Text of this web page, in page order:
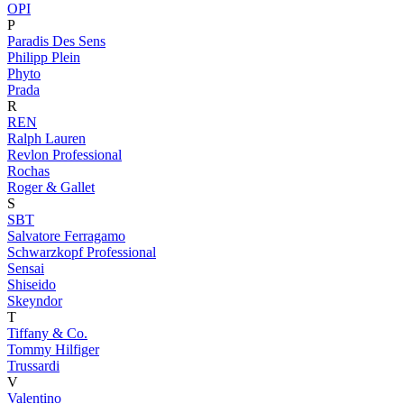
OPI
P
Paradis Des Sens
Philipp Plein
Phyto
Prada
R
REN
Ralph Lauren
Revlon Professional
Rochas
Roger & Gallet
S
SBT
Salvatore Ferragamo
Schwarzkopf Professional
Sensai
Shiseido
Skeyndor
T
Tiffany & Co.
Tommy Hilfiger
Trussardi
V
Valentino